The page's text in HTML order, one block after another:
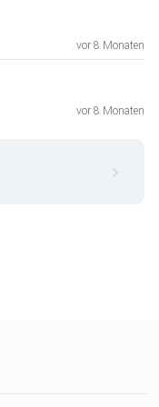
vor 8 Monaten
vor 8 Monaten